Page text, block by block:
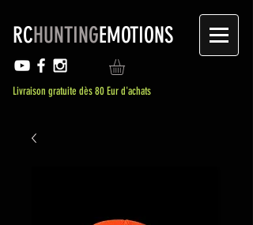
RCHUNTINGEMOTIONS
Livraison gratuite dès 80 Eur d'achats